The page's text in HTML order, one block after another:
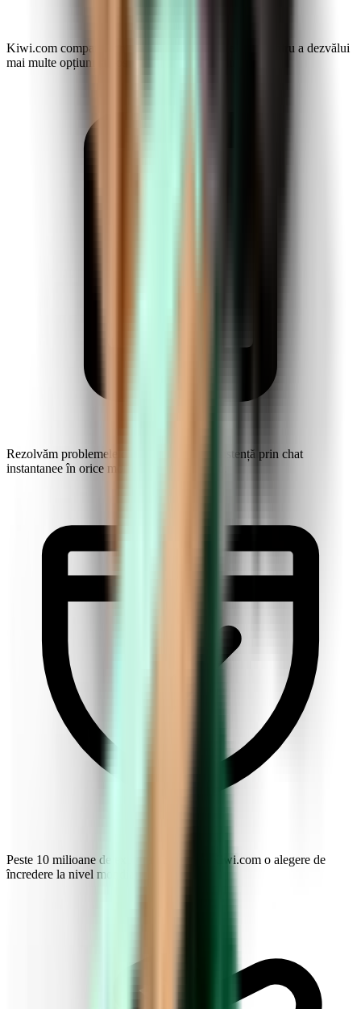
Kiwi.com compară companiile aeriene și agențiile pentru a dezvălui
mai multe opțiuni și posibilități de economisire.
Rezolvăm problemele din zbor. Obțineți asistență prin chat
instantanee în orice moment, în orice limbă.
Peste 10 milioane de exploratori fac din Kiwi.com o alegere de
încredere la nivel mondial.